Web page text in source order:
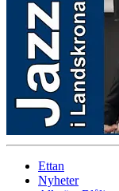
Ettan
Nyheter